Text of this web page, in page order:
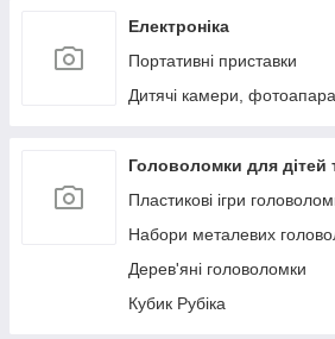
Електроніка
Портативні приставки
Дитячі камери,
Головоломки для дітей
Пластикові ігри
Набори металевих
Дерев'яні головоломки
Кубик Рубіка